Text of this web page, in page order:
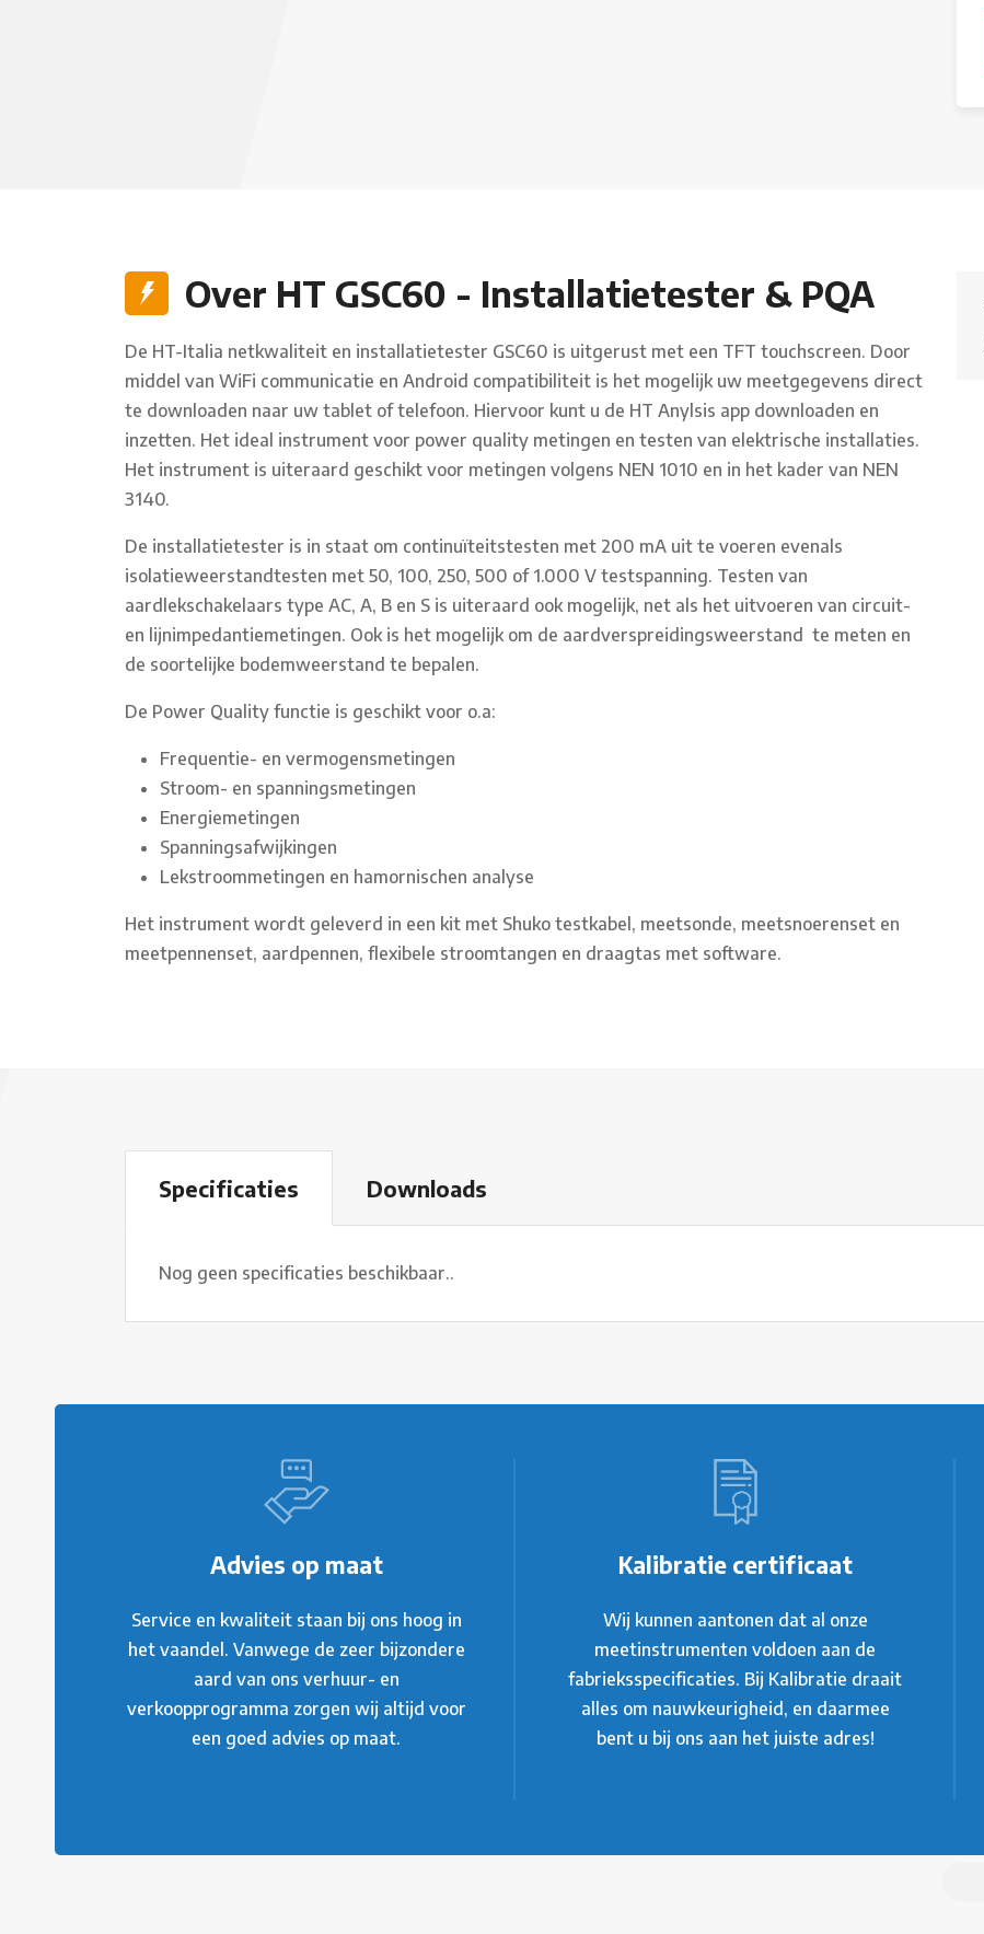
Over HT GSC60 - Installatietester & PQA
De HT-Italia netkwaliteit en installatietester GSC60 is uitgerust met een TFT touchscreen. Door
middel van WiFi communicatie en Android compatibiliteit is het mogelijk uw meetgegevens direct
te downloaden naar uw tablet of telefoon. Hiervoor kunt u de HT Anylsis app downloaden en
inzetten. Het ideal instrument voor power quality metingen en testen van elektrische installaties.
Het instrument is uiteraard geschikt voor metingen volgens NEN 1010 en in het kader van NEN
3140.
De installatietester is in staat om continuïteitstesten met 200 mA uit te voeren evenals
isolatieweerstandtesten met 50, 100, 250, 500 of 1.000 V testspanning. Testen van
aardlekschakelaars type AC, A, B en S is uiteraard ook mogelijk, net als het uitvoeren van circuit-
en lijnimpedantiemetingen. Ook is het mogelijk om de aardverspreidingsweerstand te meten en
de soortelijke bodemweerstand te bepalen.
De Power Quality functie is geschikt voor o.a:
Frequentie- en vermogensmetingen
Stroom- en spanningsmetingen
Energiemetingen
Spanningsafwijkingen
Lekstroommetingen en hamornischen analyse
Het instrument wordt geleverd in een kit met Shuko testkabel, meetsonde, meetsnoerenset en
meetpennenset, aardpennen, flexibele stroomtangen en draagtas met software.
Specificaties Downloads
Nog geen specificaties beschikbaar..
Advies op maat
Service en kwaliteit staan bij ons hoog in
het vaandel. Vanwege de zeer bijzondere
aard van ons verhuur- en
verkoopprogramma zorgen wij altijd voor
een goed advies op maat.
Kalibratie certificaat
Wij kunnen aantonen dat al onze
meetinstrumenten voldoen aan de
fabrieksspecificaties. Bij Kalibratie draait
alles om nauwkeurigheid, en daarmee
bent u bij ons aan het juiste adres!